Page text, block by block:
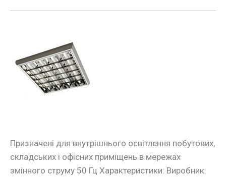
Призначені для внутрішнього освітлення побутових,
складських і офісних приміщень в мережах
змінного струму 50 Гц Характеристики: Виробник:
растровий
вбудований
e.lum.raster.flush.4.20
4х20W